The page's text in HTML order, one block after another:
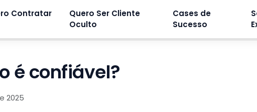
Contratar
Quero Ser Cliente
Oculto
Cases de
Sucesso
é confiável?
2025